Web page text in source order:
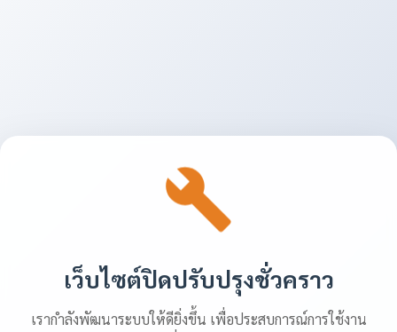
เว็บไซต์ปิดปรับปรุงชั่วคราว
เรากำลังพัฒนาระบบให้ดียิ่งขึ้น เพื่อประสบการณ์การใช้งาน